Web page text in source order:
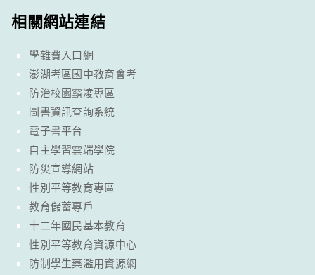
相關網站連結
學雜費入口網
澎湖考區國中教育會考
防治校園霸凌專區
圖書資訊查詢系統
電子書平台
自主學習雲端學院
防災宣導網站
性別平等教育專區
教育儲蓄專戶
十二年國民基本教育
性別平等教育資源中心
防制學生藥濫用資源網